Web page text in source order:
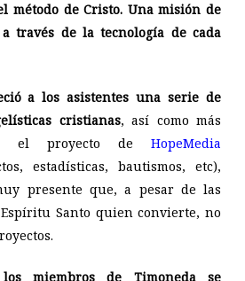
método de Cristo. Una misión de
través de la tecnología de cada
a los asistentes una serie de
cristianas, así como más
el proyecto deHopeMedia
estadísticas, bautismos, etc),
presente que, a pesar de las
Santo quien convierte, no
los miembros de Timoneda se